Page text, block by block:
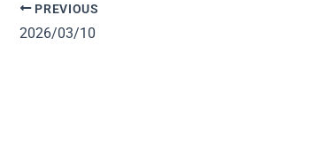
PREVIOUS
2026/03/10